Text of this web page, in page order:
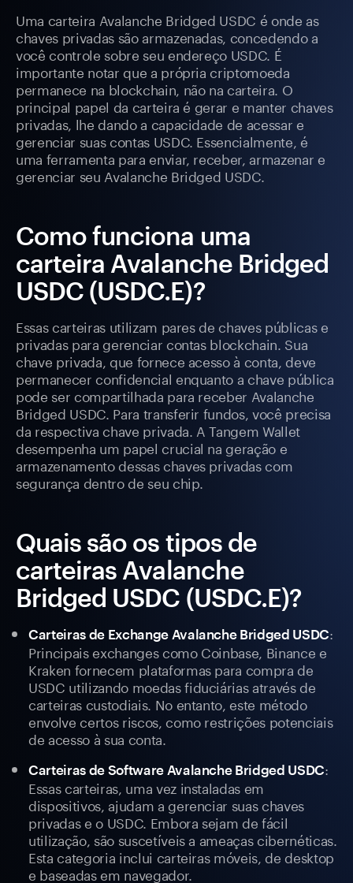
Uma carteira Avalanche Bridged USDC é onde as
chaves privadas são armazenadas, concedendo a
você controle sobre seu endereço USDC. É
importante notar que a própria criptomoeda
permanece na blockchain, não na carteira. O
principal papel da carteira é gerar e manter chaves
privadas, lhe dando a capacidade de acessar e
gerenciar suas contas USDC. Essencialmente, é
uma ferramenta para enviar, receber, armazenar e
gerenciar seu Avalanche Bridged USDC.
Como funciona uma
carteira Avalanche Bridged
USDC (USDC.E)?
Essas carteiras utilizam pares de chaves públicas e
privadas para gerenciar contas blockchain. Sua
chave privada, que fornece acesso à conta, deve
permanecer confidencial enquanto a chave pública
pode ser compartilhada para receber Avalanche
Bridged USDC. Para transferir fundos, você precisa
da respectiva chave privada. A Tangem Wallet
desempenha um papel crucial na geração e
armazenamento dessas chaves privadas com
segurança dentro de seu chip.
Quais são os tipos de
carteiras Avalanche
Bridged USDC (USDC.E)?
Carteiras de Exchange Avalanche Bridged USDC:
Principais exchanges como Coinbase, Binance e
Kraken fornecem plataformas para compra de
USDC utilizando moedas fiduciárias através de
carteiras custodiais. No entanto, este método
envolve certos riscos, como restrições potenciais
de acesso à sua conta.
Carteiras de Software Avalanche Bridged USDC:
Essas carteiras, uma vez instaladas em
dispositivos, ajudam a gerenciar suas chaves
privadas e o USDC. Embora sejam de fácil
utilização, são suscetíveis a ameaças cibernéticas.
Esta categoria inclui carteiras móveis, de desktop
e baseadas em navegador.